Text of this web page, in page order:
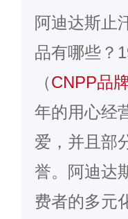
阿迪达斯止
品有哪些？
（CNPP品
年的用心经
爱，并且部
誉。阿迪达
费者的多元